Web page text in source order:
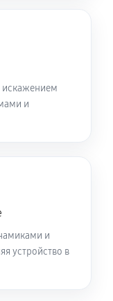
и
и
устройство в